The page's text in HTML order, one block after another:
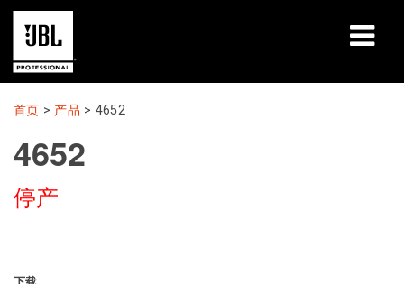
产品
案例研究
学习课程
关于
首页 > 产品 > 4652
4652
停产